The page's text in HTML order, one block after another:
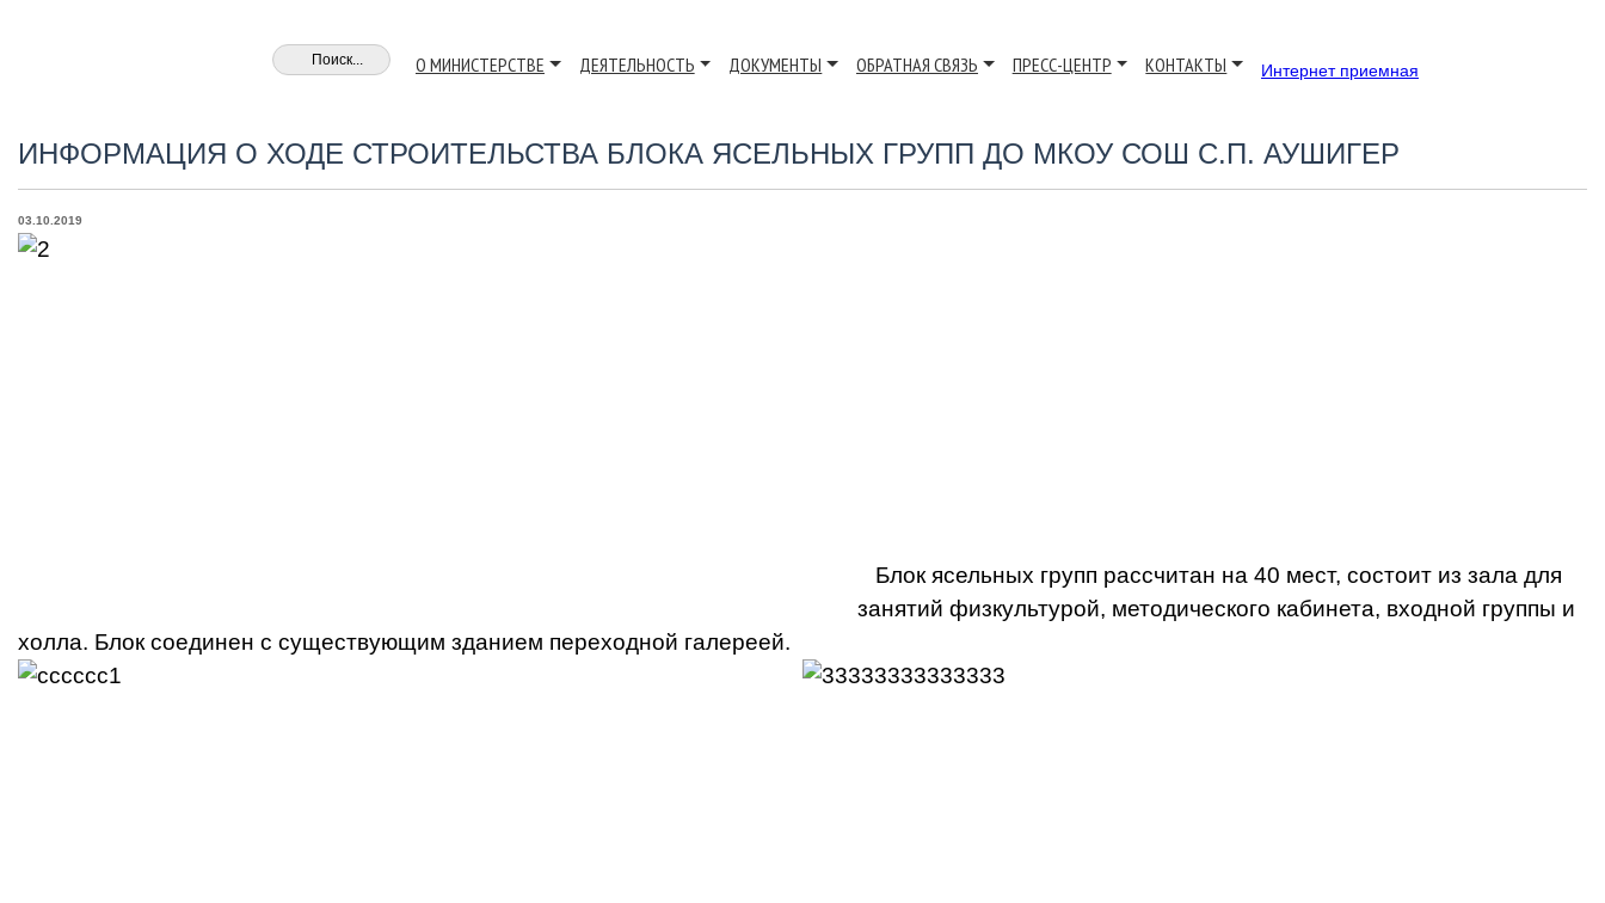
Интернет приемная
О МИНИСТЕРСТВЕ ДЕЯТЕЛЬНОСТЬ ДОКУМЕНТЫ ОБРАТНАЯ СВЯЗЬ ПРЕСС-ЦЕНТР КОНТАКТЫ
ИНФОРМАЦИЯ О ХОДЕ СТРОИТЕЛЬСТВА БЛОКА ЯСЕЛЬНЫХ ГРУПП ДО МКОУ СОШ С.П. АУШИГЕР
03.10.2019
Блок ясельных групп рассчитан на 40 мест, состоит из зала для
занятий физкультурой, методического кабинета, входной группы и
холла. Блок соединен с существующим зданием переходной галереей.